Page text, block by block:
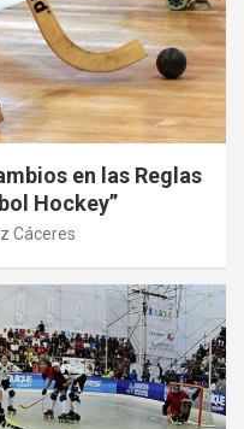
en las Reglas
Hockey”
Cáceres